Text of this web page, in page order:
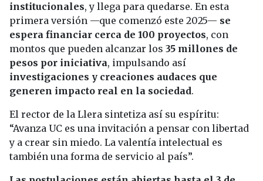
institucionales, y llega para quedarse. En esta
primera versión —que comenzó este 2025— se
espera financiar cerca de 100 proyectos, con
montos que pueden alcanzar los 35 millones de
pesos por iniciativa, impulsando así
investigaciones y creaciones audaces que
generen impacto real en la sociedad.
El rector de la Llera sintetiza así su espíritu:
“Avanza UC es una invitación a pensar con libertad
y a crear sin miedo. La valentía intelectual es
también una forma de servicio al país”.